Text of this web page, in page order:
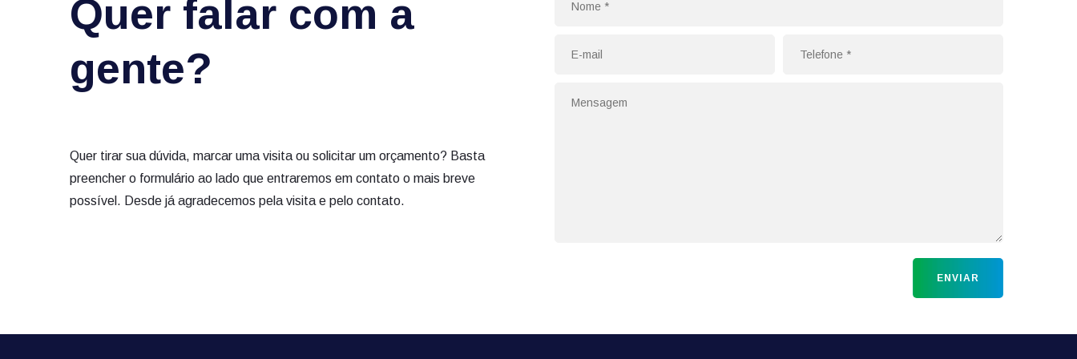
Quer falar com a
gente?
Quer tirar sua dúvida, marcar uma visita ou solicitar um orçamento? Basta
preencher o formulário ao lado que entraremos em contato o mais breve
possível. Desde já agradecemos pela visita e pelo contato.